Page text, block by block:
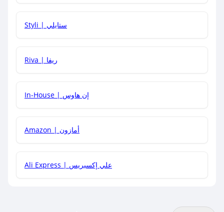
هل يمكنني جمع كود خصم مع العروض الأخرى؟
Styli | ستايلي
Riva | ريفا
In-House | إن هاوس
Amazon | أمازون
Ali Express | علي إكسبريس